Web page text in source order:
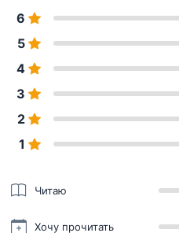
6
5
4
3
2
1
Читаю
Хочу прочитать